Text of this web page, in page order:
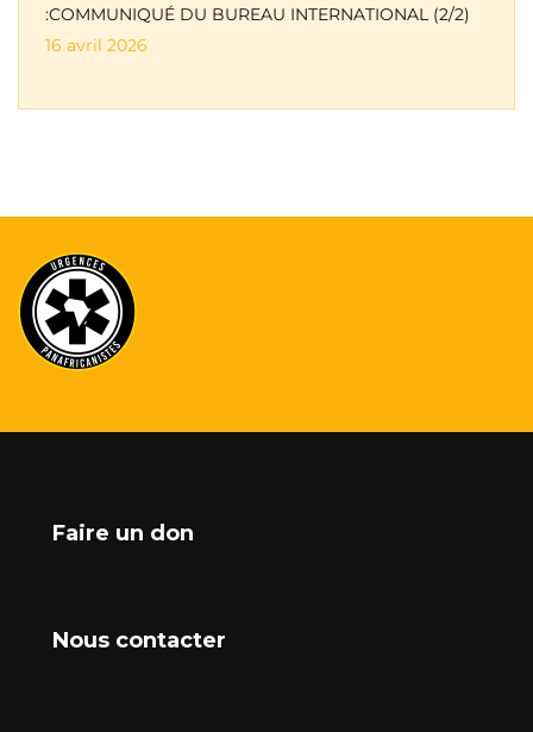
:COMMUNIQUÉ DU BUREAU INTERNATIONAL (2/2)
16 avril 2026
Faire un don
Nous contacter